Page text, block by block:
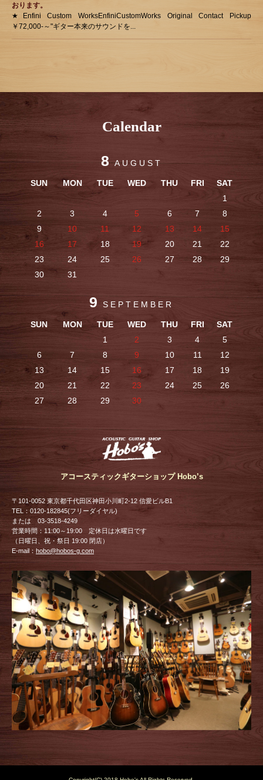
おります。
★Enfini Custom WorksEnfiniCustomWorks Original Contact Pickup
￥72,000-～"ギター本来のサウンドを...
Calendar
8 AUGUST
SUN MON TUE WED THU FRI
SAT
1
2
3 4 5 6 7
8
9
10 11 12 13 14
15
16
17 18 19 20 21
22
23
24 25 26 27 28
29
30
31
9 SEPTEMBER
SUN MON TUE WED THU FRI
SAT
1
2 3 4
5
6
7 8 9 10 11
12
13
14 15 16 17 18
19
20
21 22 23 24 25
26
27
28 29 30
アコースティックギターショップ Hobo’s
〒101-0052 東京都千代田区神田小川町2-12 信愛ビルB1
TEL：0120-182845(フリーダイヤル)
または 03-3518-4249
営業時間：11:00～19:00 定休日は水曜日です
（日曜日、祝・祭日 19:00 閉店）
E-mail： hobo@hobos-g.com